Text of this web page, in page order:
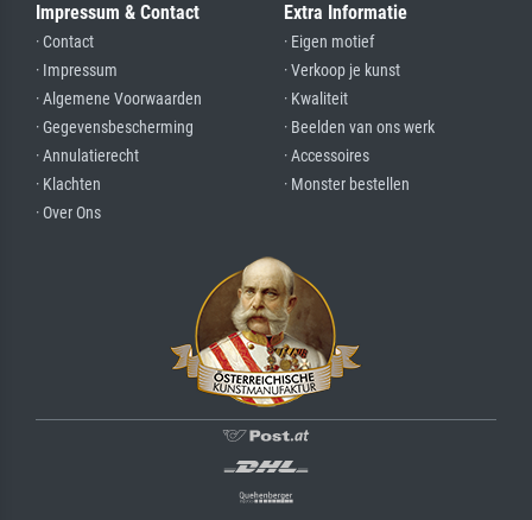
Impressum & Contact
· Contact
· Impressum
· Algemene Voorwaarden
· Gegevensbescherming
· Annulatierecht
· Klachten
· Over Ons
Extra Informatie
· Eigen motief
· Verkoop je kunst
· Kwaliteit
· Beelden van ons werk
· Accessoires
· Monster bestellen